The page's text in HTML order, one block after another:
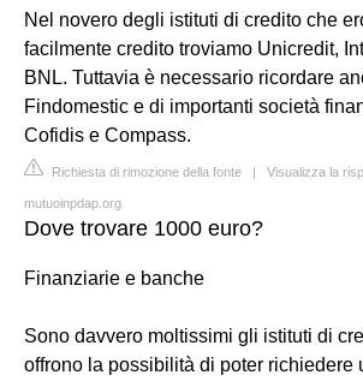
Nel novero degli istituti di credito che
facilmente credito troviamo Unicredit,
BNL. Tuttavia è necessario ricordare
Findomestic e di importanti società
Cofidis e Compass.
Richiesta di rimozione della fonte | Visualizza la
mutuoinpdap.org
Dove trovare 1000 euro?
Finanziarie e banche
Sono davvero moltissimi gli istituti di
offrono la possibilità di poter richiedere